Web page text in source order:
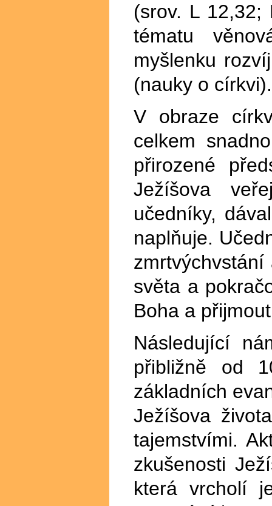
(srov. L 12,32;
tématu
myšlenku
(nauky o církvi).
V obraze
celkem
přirozené
Ježíšova
učedníky,
naplňuje.
světa a
Boha a
Následující
přibližně od
základních
Ježíšova
tajemstvími.
zkušenosti
která vrcholí